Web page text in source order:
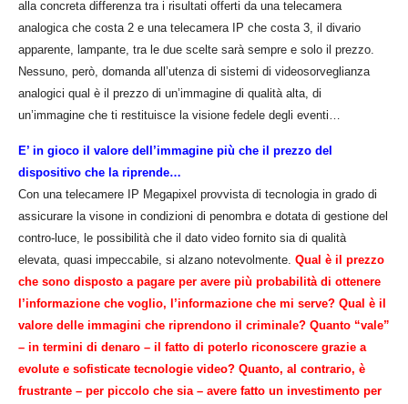
alla concreta differenza tra i risultati offerti da una telecamera
analogica che costa 2 e una telecamera IP che costa 3, il divario
apparente, lampante, tra le due scelte sarà sempre e solo il prezzo.
Nessuno, però, domanda all’utenza di sistemi di videosorveglianza
analogici qual è il prezzo di un’immagine di qualità alta, di
un’immagine che ti restituisce la visione fedele degli eventi…
E’ in gioco il valore dell’immagine più che il prezzo del
dispositivo che la riprende…
Con una telecamere IP Megapixel provvista di tecnologia in grado di
assicurare la visone in condizioni di penombra e dotata di gestione del
contro-luce, le possibilità che il dato video fornito sia di qualità
elevata, quasi impeccabile, si alzano notevolmente. Qual è il prezzo
che sono disposto a pagare per avere più probabilità di ottenere
l’informazione che voglio, l’informazione che mi serve? Qual è il
valore delle immagini che riprendono il criminale? Quanto “vale”
– in termini di denaro – il fatto di poterlo riconoscere grazie a
evolute e sofisticate tecnologie video? Quanto, al contrario, è
frustrante – per piccolo che sia – avere fatto un investimento per